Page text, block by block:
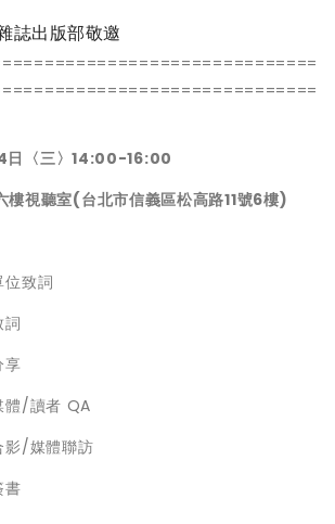
版部敬邀
日〈三〉14:00-16:00
樓視聽室(台北市信義區松高路11號6樓)
位致詞
詞
享
體/讀者 QA
影/媒體聯訪
書